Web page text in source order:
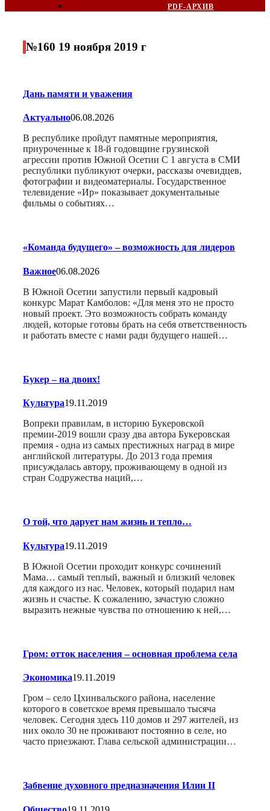
PDF-АРХИВ
№160 19 ноября 2019 г
Дань памяти и уважения
Актуально06.08.2026
В республике пройдут памятные мероприятия,
приуроченные к 18-й годовщине грузинской
агрессии против Южной Осетии С 1 августа в СМИ
республики публикуют очерки, рассказы очевидцев,
фотографии и видеоматериалы. Государственное
телевидение «Ир» показывает документальные
фильмы о событиях…
«Команда будущего» – возможность для лидеров
Важное06.08.2026
В Южной Осетии запустили первый кадровый
конкурс Марат Камболов: «Для меня это не просто
новый проект. Это возможность собрать команду
людей, которые готовы брать на себя ответственность
и работать вместе с нами ради будущего нашей…
Букер – на двоих!
Культура19.11.2019
Вопреки правилам, в историю Букеровской
премии-2019 вошли сразу два автора Букеровская
премия - одна из самых престижных наград в мире
английской литературы. До 2013 года премия
присуждалась автору, проживающему в одной из
стран Содружества наций,…
О той, что дарует нам жизнь и тепло…
Культура19.11.2019
В Южной Осетии проходит конкурс сочинений
Мама… самый теплый, важный и близкий человек
для каждого из нас. Человек, который подарил нам
жизнь и счастье. К сожалению, зачастую сложно
выразить нежные чувства по отношению к ней,…
Гром: отток населения – основная проблема села
Экономика19.11.2019
Гром – село Цхинвальского района, население
которого в советское время превышало тысяча
человек. Сегодня здесь 110 домов и 297 жителей, из
них около 30 не проживают постоянно в селе, но
часто приезжают. Глава сельской администрации…
Забвение духовного предназначения Илии II